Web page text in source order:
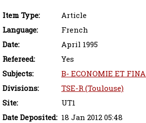
Item Type:
Article
Language:
French
Date:
April 1995
Refereed:
Yes
Subjects:
B- ECONOMIE ET
Divisions:
TSE-R (Toulouse)
Site:
UT1
Date Deposited: 18 Jan 2012 05:48